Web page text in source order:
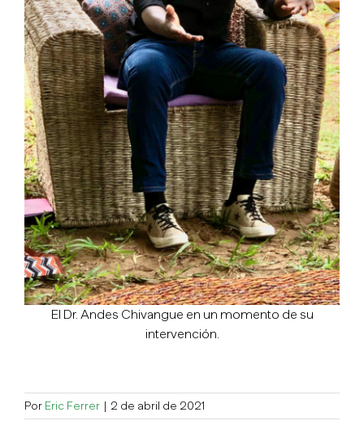
El Dr. Andes Chivangue en un momento de su
intervención.
Por Eric Ferrer | 2 de abril de 2021